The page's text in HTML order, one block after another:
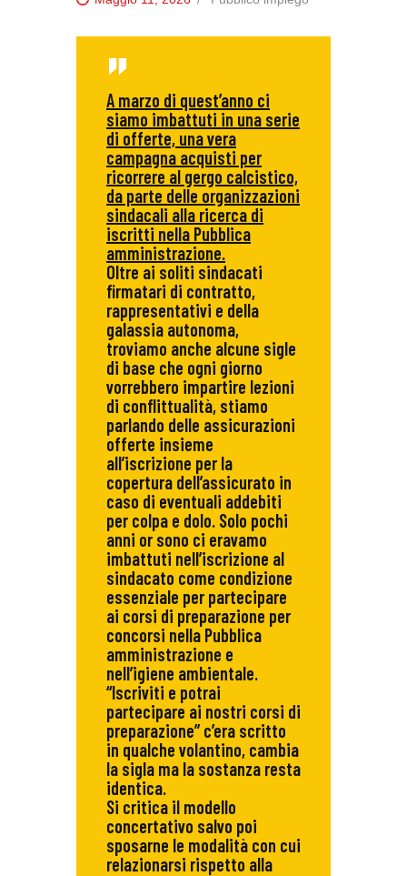
A marzo di quest’anno ci
siamo imbattuti in una serie
di offerte, una vera
campagna acquisti per
ricorrere al gergo calcistico,
da parte delle organizzazioni
sindacali alla ricerca di
iscritti nella Pubblica
amministrazione.
Oltre ai soliti sindacati
firmatari di contratto,
rappresentativi e della
galassia autonoma,
troviamo anche alcune sigle
di base che ogni giorno
vorrebbero impartire lezioni
di conflittualità, stiamo
parlando delle assicurazioni
offerte insieme
all’iscrizione per la
copertura dell’assicurato in
caso di eventuali addebiti
per colpa e dolo. Solo pochi
anni or sono ci eravamo
imbattuti nell’iscrizione al
sindacato come condizione
essenziale per partecipare
ai corsi di preparazione per
concorsi nella Pubblica
amministrazione e
nell’igiene ambientale.
“Iscriviti e potrai
partecipare ai nostri corsi di
preparazione” c’era scritto
in qualche volantino, cambia
la sigla ma la sostanza resta
identica.
Si critica il modello
concertativo salvo poi
sposarne le modalità con cui
relazionarsi rispetto alla